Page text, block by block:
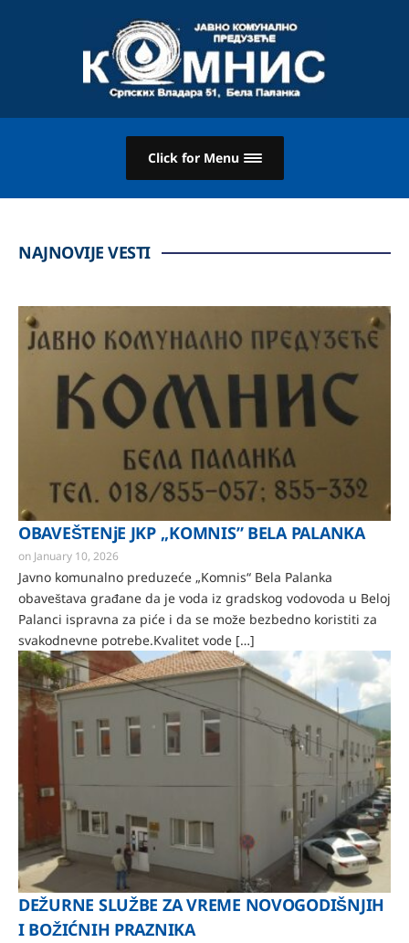
Click for Menu
NAJNOVIJE VESTI
OBAVEŠTENjE JKP ,,KOMNIS” BELA PALANKA
on January 10, 2026
Javno komunalno preduzeće „Komnis“ Bela Palanka
obaveštava građane da je voda iz gradskog vodovoda u Beloj
Palanci ispravna za piće i da se može bezbedno koristiti za
svakodnevne potrebe.Kvalitet vode […]
DEŽURNE SLUŽBE ZA VREME NOVOGODIŠNJIH
I BOŽIĆNIH PRAZNIKA